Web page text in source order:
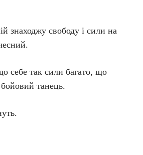
знаходжу свободу і сили на
себе так сили багато, що
танець.